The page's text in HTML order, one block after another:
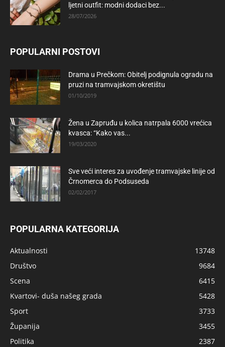
ljetni outfit: modni dodaci bez...
28/07/2026
POPULARNI POSTOVI
Drama u Prečkom: Obitelj podignula ogradu na
pruzi na tramvajskom okretištu
01/10/2019
Žena u Zapruđu u kolica natrpala 6000 vrećica
kvasca: “Kako vas...
19/03/2020
Sve veći interes za uvođenje tramvajske linije od
Črnomerca do Podsuseda
02/02/2017
POPULARNA KATEGORIJA
Aktualnosti
13748
Društvo
9684
Scena
6415
Kvartovi- duša našeg grada
5428
Sport
3733
Županija
3455
Politika
2387